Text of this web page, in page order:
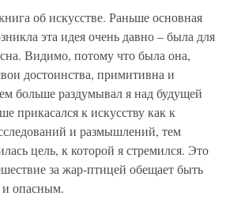
об искусстве. Раньше основная
эта идея очень давно – была для
Видимо, потому что была она,
достоинства, примитивна и
больше раздумывал я над будущей
прикасался к искусству как к
и размышлений, тем
цель, к которой я стремился. Это
за жар-птицей обещает быть
опасным.